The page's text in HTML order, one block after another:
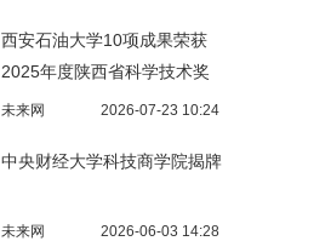
西安石油大学10项成果荣获
2025年度陕西省科学技术奖
未来网 2026-07-23 10:24
中央财经大学科技商学院揭牌
未来网 2026-06-03 14:28